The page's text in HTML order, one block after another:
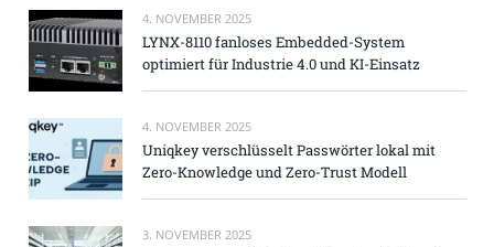
4. NOVEMBER 2025
LYNX-8110 fanloses Embedded-System
optimiert für Industrie 4.0 und KI-Einsatz
4. NOVEMBER 2025
Uniqkey verschlüsselt Passwörter lokal mit
Zero-Knowledge und Zero-Trust Modell
3. NOVEMBER 2025